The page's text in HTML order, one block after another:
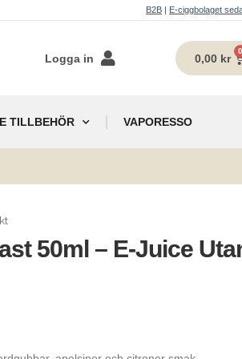
B2B | E-ciggbolaget
Logga in 0,00 kr
0
TILLBEHÖR VAPORESSO
50ml – E-Juice